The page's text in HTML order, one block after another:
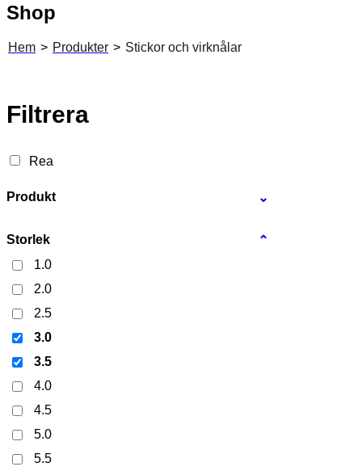
Shop
Hem > Produkter > Stickor och virknålar
Filtrera
Rea
Produkt ⌄
Storlek
⌃
1.0
2.0
2.5
3.0
3.5
4.0
4.5
5.0
5.5